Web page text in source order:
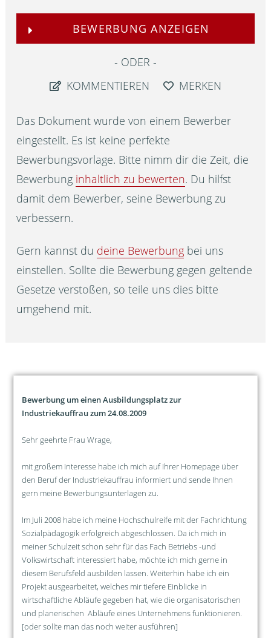
BEWERBUNG ANZEIGEN
ODER
KOMMENTIEREN
MERKEN
Das Dokument wurde von einem Bewerber
eingestellt. Es ist keine perfekte
Bewerbungsvorlage. Bitte nimm dir die Zeit, die
Bewerbung inhaltlich zu bewerten. Du hilfst
damit dem Bewerber, seine Bewerbung zu
verbessern.
Gern kannst du deine Bewerbung bei uns
einstellen. Sollte die Bewerbung gegen geltende
Gesetze verstoßen, so teile uns dies bitte
umgehend mit.
Bewerbung um einen Ausbildungsplatz zur
Industriekauffrau zum 24.08.2009
Sehr geehrte Frau Wrage,
mit großem Interesse habe ich mich auf Ihrer Homepage über
den Beruf der Industriekauffrau informiert und sende Ihnen
gern meine Bewerbungsunterlagen zu.
Im Juli 2008 habe ich meine Hochschulreife mit der Fachrichtung
Sozialpädagogik erfolgreich abgeschlossen. Da ich mich in
meiner Schulzeit schon sehr für das Fach Betriebs -und
Volkswirtschaft interessiert habe, möchte ich mich gerne in
diesem Berufsfeld ausbilden lassen. Weiterhin habe ich ein
Projekt ausgearbeitet, welches mir tiefere Einblicke in
wirtschaftliche Abläufe gegeben hat, wie die organisatorischen
und planerischen Abläufe eines Unternehmens funktionieren.
[oder sollte man das noch weiter ausführen]